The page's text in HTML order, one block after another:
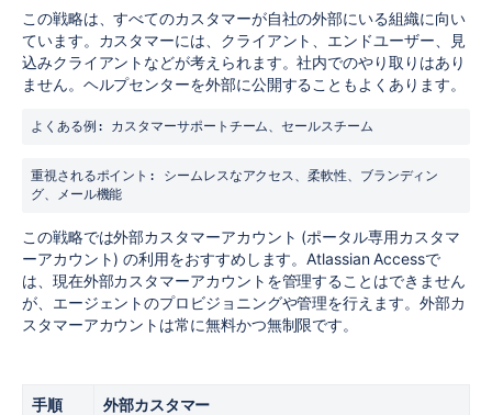
この戦略は、すべてのカスタマーが自社の外部にいる組織に向い
ています。カスタマーには、クライアント、エンドユーザー、見
込みクライアントなどが考えられます。社内でのやり取りはあり
ません。ヘルプセンターを外部に公開することもよくあります。
よくある例: カスタマーサポートチーム、セールスチーム
重視されるポイント: シームレスなアクセス、柔軟性、ブランディン
グ、メール機能
この戦略では外部カスタマーアカウント (ポータル専用カスタマ
ーアカウント) の利用をおすすめします。Atlassian Accessで
は、現在外部カスタマーアカウントを管理することはできません
が、エージェントのプロビジョニングや管理を行えます。外部カ
スタマーアカウントは常に無料かつ無制限です。
手順 外部カスタマー